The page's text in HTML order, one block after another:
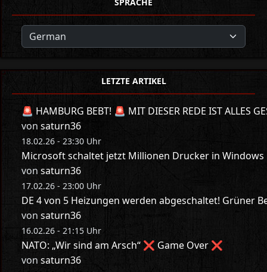
LETZTE ARTIKEL
🚨 HAMBURG BEBT! 🚨 MIT DIESER REDE IST ALLES
von saturn36
18.02.26 - 23:30 Uhr
Microsoft schaltet jetzt Millionen Drucker in Windows
von saturn36
17.02.26 - 23:00 Uhr
DE 4 von 5 Heizungen werden abgeschaltet! Grüner
von saturn36
16.02.26 - 21:15 Uhr
NATO: „Wir sind am Arsch“ ❌ Game Over ❌
von saturn36